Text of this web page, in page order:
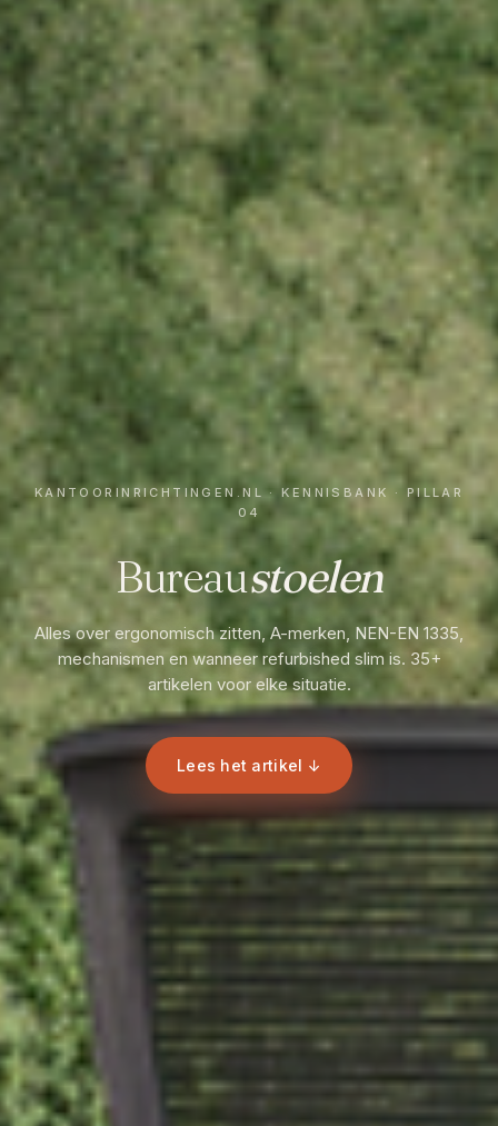
KANTOORINRICHTINGEN.NL · KENNISBANK · PILLAR
04
Bureaustoelen
Alles over ergonomisch zitten, A-merken, NEN-EN 1335,
mechanismen en wanneer refurbished slim is. 35+
artikelen voor elke situatie.
Lees het artikel ↓